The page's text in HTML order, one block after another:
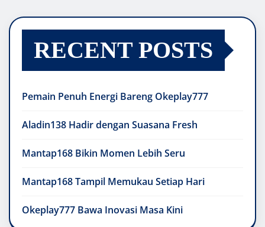
RECENT POSTS
Pemain Penuh Energi Bareng Okeplay777
Aladin138 Hadir dengan Suasana Fresh
Mantap168 Bikin Momen Lebih Seru
Mantap168 Tampil Memukau Setiap Hari
Okeplay777 Bawa Inovasi Masa Kini